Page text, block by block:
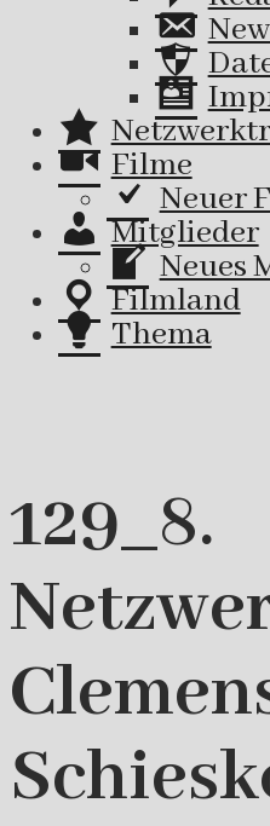
Filme
Neuer
Mitglieder
Neues
Filmland
Thema
129_8.